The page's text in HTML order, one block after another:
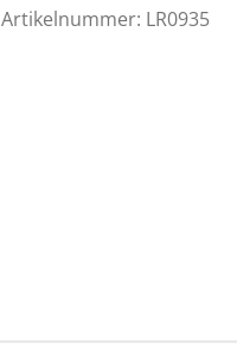
Artikelnummer: LR0935